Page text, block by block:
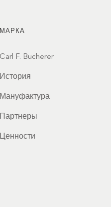
МАРКА
Carl F. Bucherer
История
Мануфактура
Партнеры
Ценности